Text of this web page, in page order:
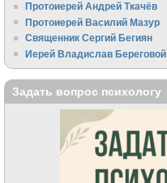
Протоиерей Андрей Ткачёв
Протоиерей Василий Мазур
Священник Сергий Бегиян
Иерей Владислав Береговой
Задать вопрос психологу